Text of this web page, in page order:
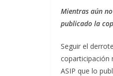
Mientras aún
publicado la
Seguir el
coparticipación
ASIP que lo